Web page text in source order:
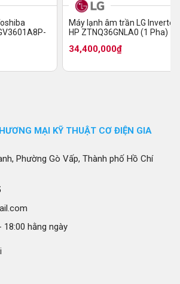
Máy lạnh âm trần LG Inverter
HP ZTNQ36GNLA0 (1 Pha)
34,400,000₫
MẠI KỸ THUẬT CƠ ĐIỆN GIA
Phường Gò Vấp, Thành phố Hồ Chí
hằng ngày